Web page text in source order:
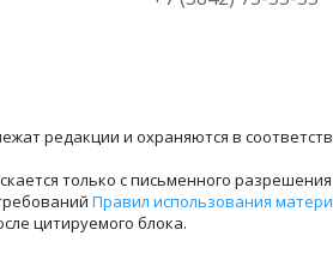
редакции и охраняются в
только с письменного
Правил использования
цитируемого блока.